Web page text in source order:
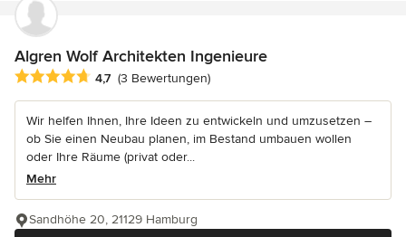
Algren Wolf Architekten Ingenieure
Durchschnittliche Bewertung: 4.7 von 5 Sternen
4,7 (3 Bewertungen)
Wir helfen Ihnen, Ihre Ideen zu entwickeln und umzusetzen –
ob Sie einen Neubau planen, im Bestand umbauen wollen
oder Ihre Räume (privat oder...
Mehr
Sandhöhe 20, 21129 Hamburg